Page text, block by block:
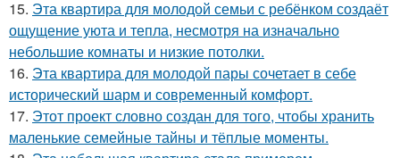
15. Эта квартира для молодой семьи с ребёнком создаёт
ощущение уюта и тепла, несмотря на изначально
небольшие комнаты и низкие потолки.
16. Эта квартира для молодой пары сочетает в себе
исторический шарм и современный комфорт.
17. Этот проект словно создан для того, чтобы хранить
маленькие семейные тайны и тёплые моменты.